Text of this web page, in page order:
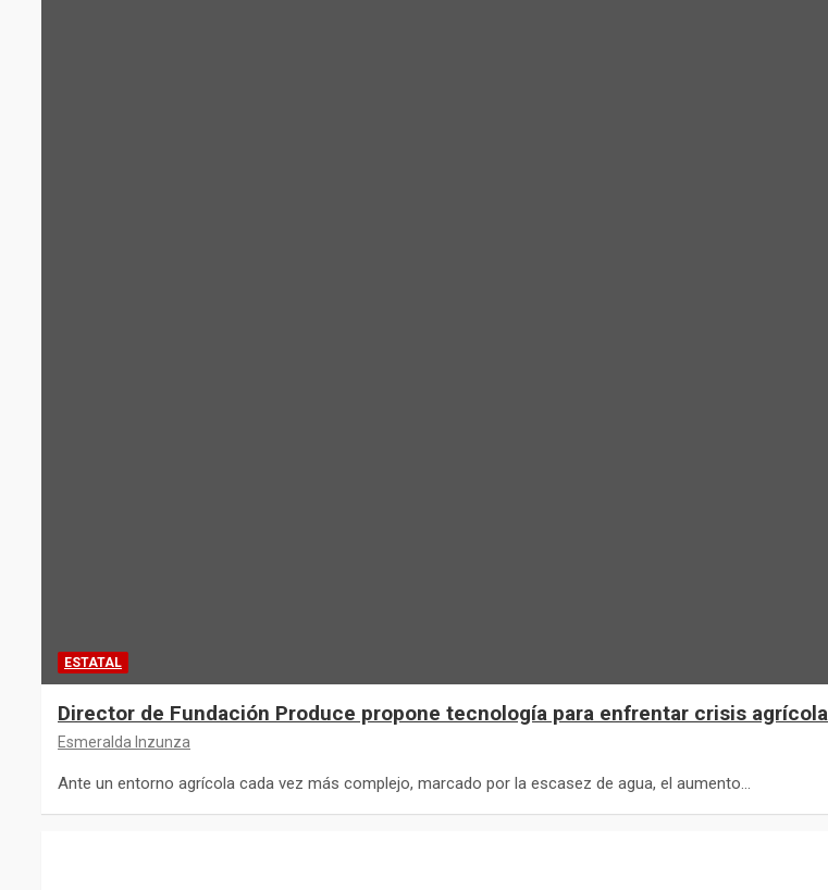
ESTATAL
Director de Fundación Produce propone tecnología para enfrentar crisis agrícola
Esmeralda Inzunza
Ante un entorno agrícola cada vez más complejo, marcado por la escasez de agua, el aumento…